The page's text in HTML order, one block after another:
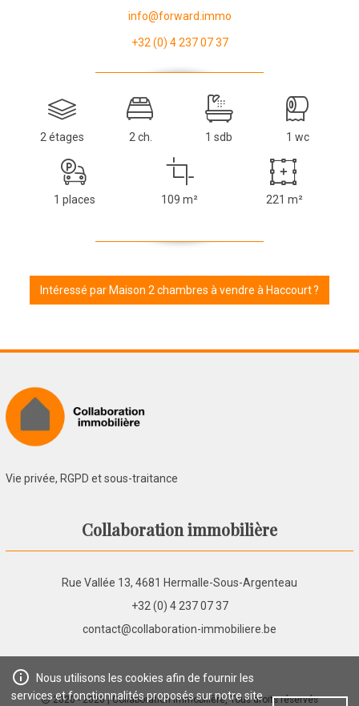
Nous utilisons les cookies afin de fournir les
services et fonctionnalités proposés sur notre site
info@forward.immo
+32 (0) 4 237 07 37
2 étages 2 ch. 1 sdb 1 wc
1 places 109 m² 221 m²
Intéressé par Maison 2 chambres à vendre à Haccourt ?
Vie privée, RGPD et sous-traitance
Collaboration immobilière
Rue Vallée 13, 4681 Hermalle-Sous-Argenteau
+32 (0) 4 237 07 37
contact@collaboration-immobiliere.be
2020 - 2026| Collaboration immobilière, Tous droits réservés